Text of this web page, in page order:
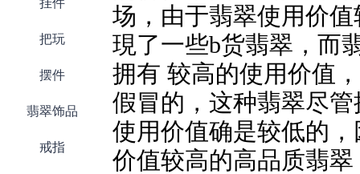
挂件
把玩
摆件
翡翠饰品
戒指
场，由于翡翠使用价
現了一些b货翡翠，而
拥有 较高的使用价值
假冒的，这种翡翠尽
使用价值确是较低的
价值较高的高品质翡